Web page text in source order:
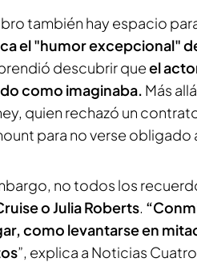
también hay espacio
el "humor excepcional"
descubrir queel
como imaginaba. Más
quien rechazó un
para no verse obligado
no todos los
o Julia Roberts.
como levantarse en
”, explica a Noticias